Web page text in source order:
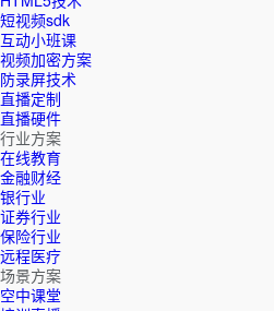
短视频sdk
互动小班课
视频加密方案
防录屏技术
直播定制
直播硬件
行业方案
在线教育
金融财经
银行业
证券行业
保险行业
远程医疗
场景方案
空中课堂